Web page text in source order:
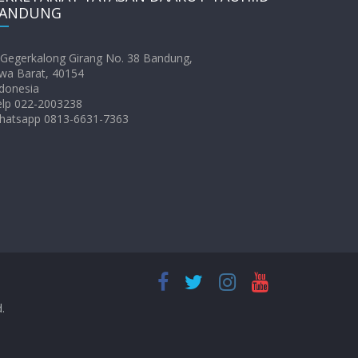
Gegerkalong Girang No. 38 Bandung,
Barat, 40154
022-2003238
0813-6631-7363